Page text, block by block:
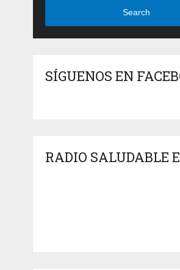
Search
SÍGUENOS EN
RADIO SALUDABLE